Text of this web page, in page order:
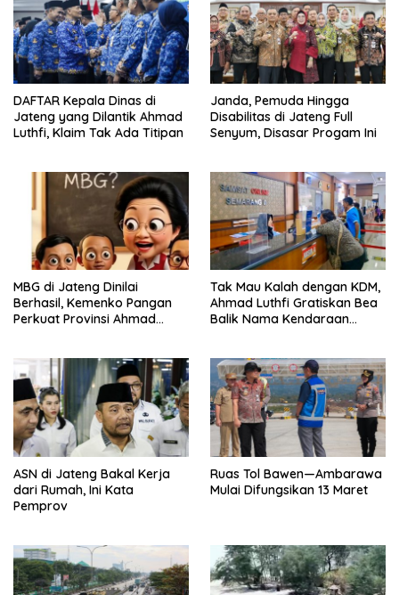
DAFTAR Kepala Dinas di
Jateng yang Dilantik Ahmad
Luthfi, Klaim Tak Ada Titipan
Janda, Pemuda Hingga
Disabilitas di Jateng Full
Senyum, Disasar Progam Ini
MBG di Jateng Dinilai
Berhasil, Kemenko Pangan
Perkuat Provinsi Ahmad
Tak Mau Kalah dengan KDM,
Ahmad Luthfi Gratiskan Bea
Balik Nama Kendaraan
ASN di Jateng Bakal Kerja
dari Rumah, Ini Kata
Pemprov
Ruas Tol Bawen—Ambarawa
Mulai Difungsikan 13 Maret